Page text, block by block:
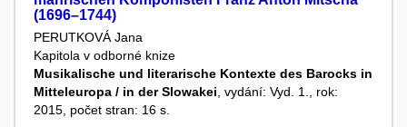
(1696–1744)
PERUTKOVÁ Jana
Kapitola v odborné knize
Musikalische und literarische Kontexte des Barocks in
Mitteleuropa / in der Slowakei, vydání: Vyd. 1., rok:
2015, počet stran: 16 s.